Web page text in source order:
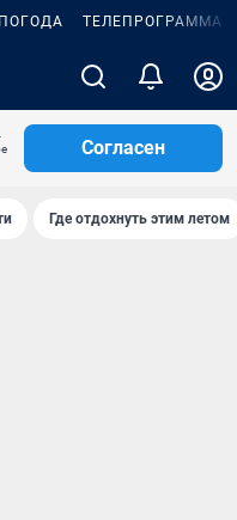
ПОГОДА ТЕЛЕПРОГРАММА
Согласен
Где отдохнуть этим летом